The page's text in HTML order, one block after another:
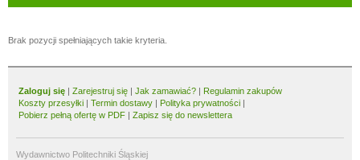
Brak pozycji spełniających takie kryteria.
Zaloguj się | Zarejestruj się | Jak zamawiać? | Regulamin zakupów
Koszty przesyłki | Termin dostawy | Polityka prywatności |
Pobierz pełną ofertę w PDF | Zapisz się do newslettera
Wydawnictwo Politechniki Śląskiej